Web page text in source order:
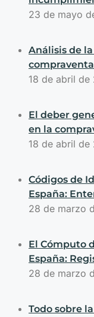
asumir el
23 de mayo
Análisis de
basándonos
18 de abril de
El deber
en la
18 de abril de
Códigos de
España:
28 de marzo
El Cómputo
España:
28 de marzo
Todo sobre